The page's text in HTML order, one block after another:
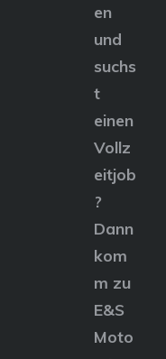
en
und
suchs
t
einen
Vollz
eitjob
?
Dann
kom
m zu
E&S
Moto